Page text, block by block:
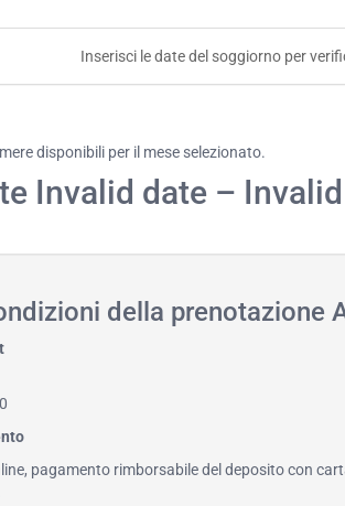
Inserisci le date del soggiorno per
disponibili per il mese selezionato.
Invalid date –
della prenotazione
pagamento rimborsabile del deposito con